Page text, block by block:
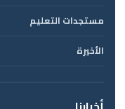
مستجدات التعليم
الأخيرة